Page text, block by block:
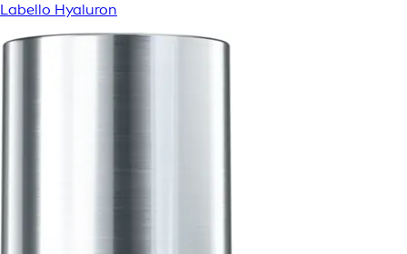
Labello Hyaluron